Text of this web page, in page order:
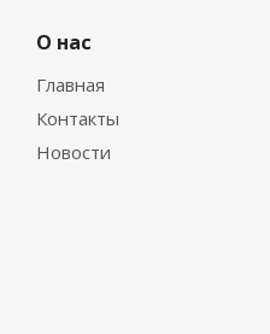
О нас
Главная
Контакты
Новости